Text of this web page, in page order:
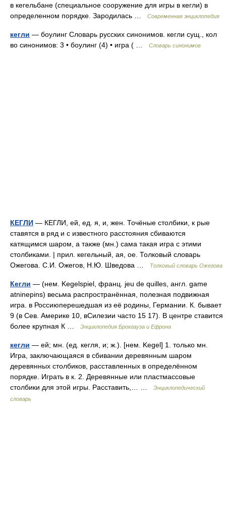
в кегельбане (специальное сооружение для игры в кегли) в
определенном порядке. Зародилась …
Современная энциклопедия
кегли — боулинг Словарь русских синонимов. кегли сущ., кол
во синонимов: 3 • боулинг (4) • игра ( …
Словарь синонимов
КЕГЛИ — КЕГЛИ, ей, ед. я, и, жен. Точёные столбики, к рые
ставятся в ряд и с известного расстояния сбиваются
катящимся шаром, а также (мн.) сама такая игра с этими
столбиками. | прил. кегельный, ая, ое. Толковый словарь
Ожегова. С.И. Ожегов, Н.Ю. Шведова …
Толковый словарь Ожегова
Кегли — (нем. Kegelspiel, франц. jeu de quilles, англ. game
atninepins) весьма распространённая, полезная подвижная
игра. в Россиюперешедшая из её родины, Германии. К. бывает
9 (в Сев. Америке 10, вСилезии часто 15 17). В центре ставится
более крупная К …
Энциклопедия Брокгауза и Ефрона
кегли — ей; мн. (ед. кегля, и; ж.). [нем. Kegel] 1. только мн.
Игра, заключающаяся в сбивании деревянным шаром
деревянных столбиков, расставленных в определённом
порядке. Играть в к. 2. Деревянные или пластмассовые
столбики для этой игры. Расставить,… …
Энциклопедический
словарь